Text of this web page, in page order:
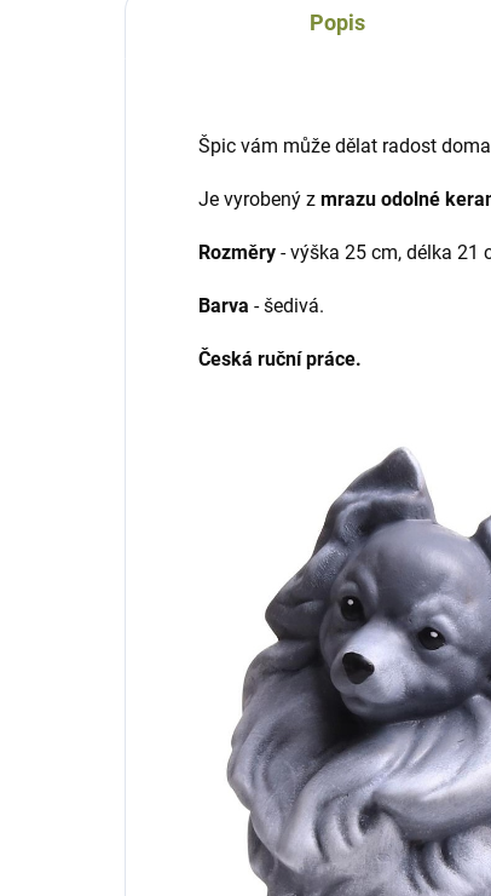
Popis
Špic vám může dělat radost
Je vyrobený z mrazu odolné
Rozměry - výška 25 cm, délka 21
Barva - šedivá.
Česká ruční práce.